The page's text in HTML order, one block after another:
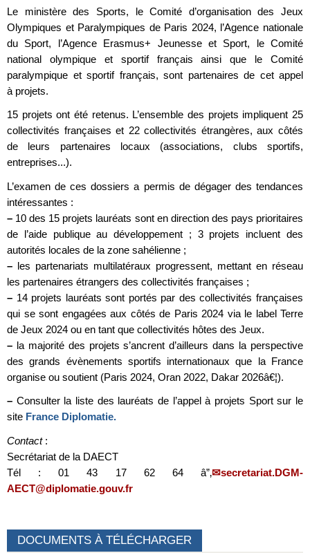
Le ministère des Sports, le Comité d’organisation des Jeux
Olympiques et Paralympiques de Paris 2024, l’Agence nationale
du Sport, l’Agence Erasmus+ Jeunesse et Sport, le Comité
national olympique et sportif français ainsi que le Comité
paralympique et sportif français, sont partenaires de cet appel
à projets.
15 projets ont été retenus. L’ensemble des projets impliquent 25
collectivités françaises et 22 collectivités étrangères, aux côtés
de leurs partenaires locaux (associations, clubs sportifs,
entreprises...).
L’examen de ces dossiers a permis de dégager des tendances
intéressantes :
– 10 des 15 projets lauréats sont en direction des pays prioritaires
de l’aide publique au développement ; 3 projets incluent des
autorités locales de la zone sahélienne ;
– les partenariats multilatéraux progressent, mettant en réseau
les partenaires étrangers des collectivités françaises ;
– 14 projets lauréats sont portés par des collectivités françaises
qui se sont engagées aux côtés de Paris 2024 via le label Terre
de Jeux 2024 ou en tant que collectivités hôtes des Jeux.
– la majorité des projets s’ancrent d’ailleurs dans la perspective
des grands évènements sportifs internationaux que la France
organise ou soutient (Paris 2024, Oran 2022, Dakar 2026â€¦).
– Consulter la liste des lauréats de l’appel à projets Sport sur le
site France Diplomatie.
Contact:
Secrétariat de la DAECT
Tél : 01 43 17 62 64 â”‚
secretariat.DGM-
AECT@diplomatie.gouv.fr
DOCUMENTS À TÉLÉCHARGER